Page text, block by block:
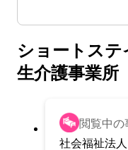
ショートステ
生介護事業所
閲覧中の
社会福祉法